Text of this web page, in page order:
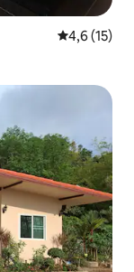
4,6 (15)